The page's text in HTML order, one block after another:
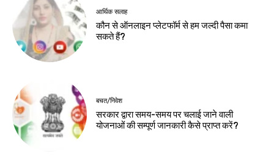
आर्थिक सलाह
कौन से ऑनलाइन प्लेटफॉर्म से हम जल्दी पैसा कमा
सकते हैं?
बचत/निवेश
सरकार द्वारा समय-समय पर चलाई जाने वाली
योजनाओं की सम्पूर्ण जानकारी कैसे प्राप्त करें?